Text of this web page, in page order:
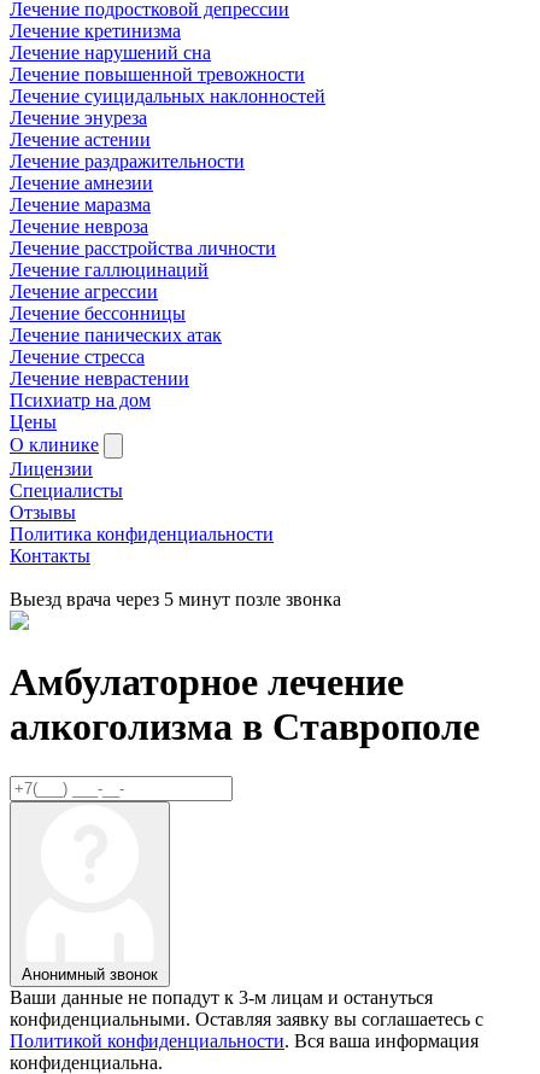
Лечение подростковой депрессии
Лечение кретинизма
Лечение нарушений сна
Лечение повышенной тревожности
Лечение суицидальных наклонностей
Лечение энуреза
Лечение астении
Лечение раздражительности
Лечение амнезии
Лечение маразма
Лечение невроза
Лечение расстройства личности
Лечение галлюцинаций
Лечение агрессии
Лечение бессонницы
Лечение панических атак
Лечение стресса
Лечение неврастении
Психиатр на дом
Цены
О клинике
Лицензии
Специалисты
Отзывы
Политика конфиденциальности
Контакты
Выезд врача через 5 минут позле звонка
Амбулаторное лечение
алкоголизма в Ставрополе
Анонимный звонок
Ваши данные не попадут к 3-м лицам и остануться
конфиденциальными. Оставляя заявку вы соглашаетесь с
Политикой конфиденциальности. Вся ваша информация
конфиденциальна.